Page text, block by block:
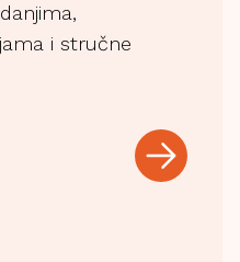
i stručne